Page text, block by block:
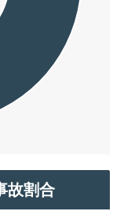
故割合